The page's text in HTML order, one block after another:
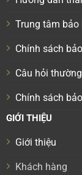
Trung tâm bảo
Chính sách
Câu hỏi
Chính sách
GIỚI THIỆU
Giới thiệu
Khách hàng